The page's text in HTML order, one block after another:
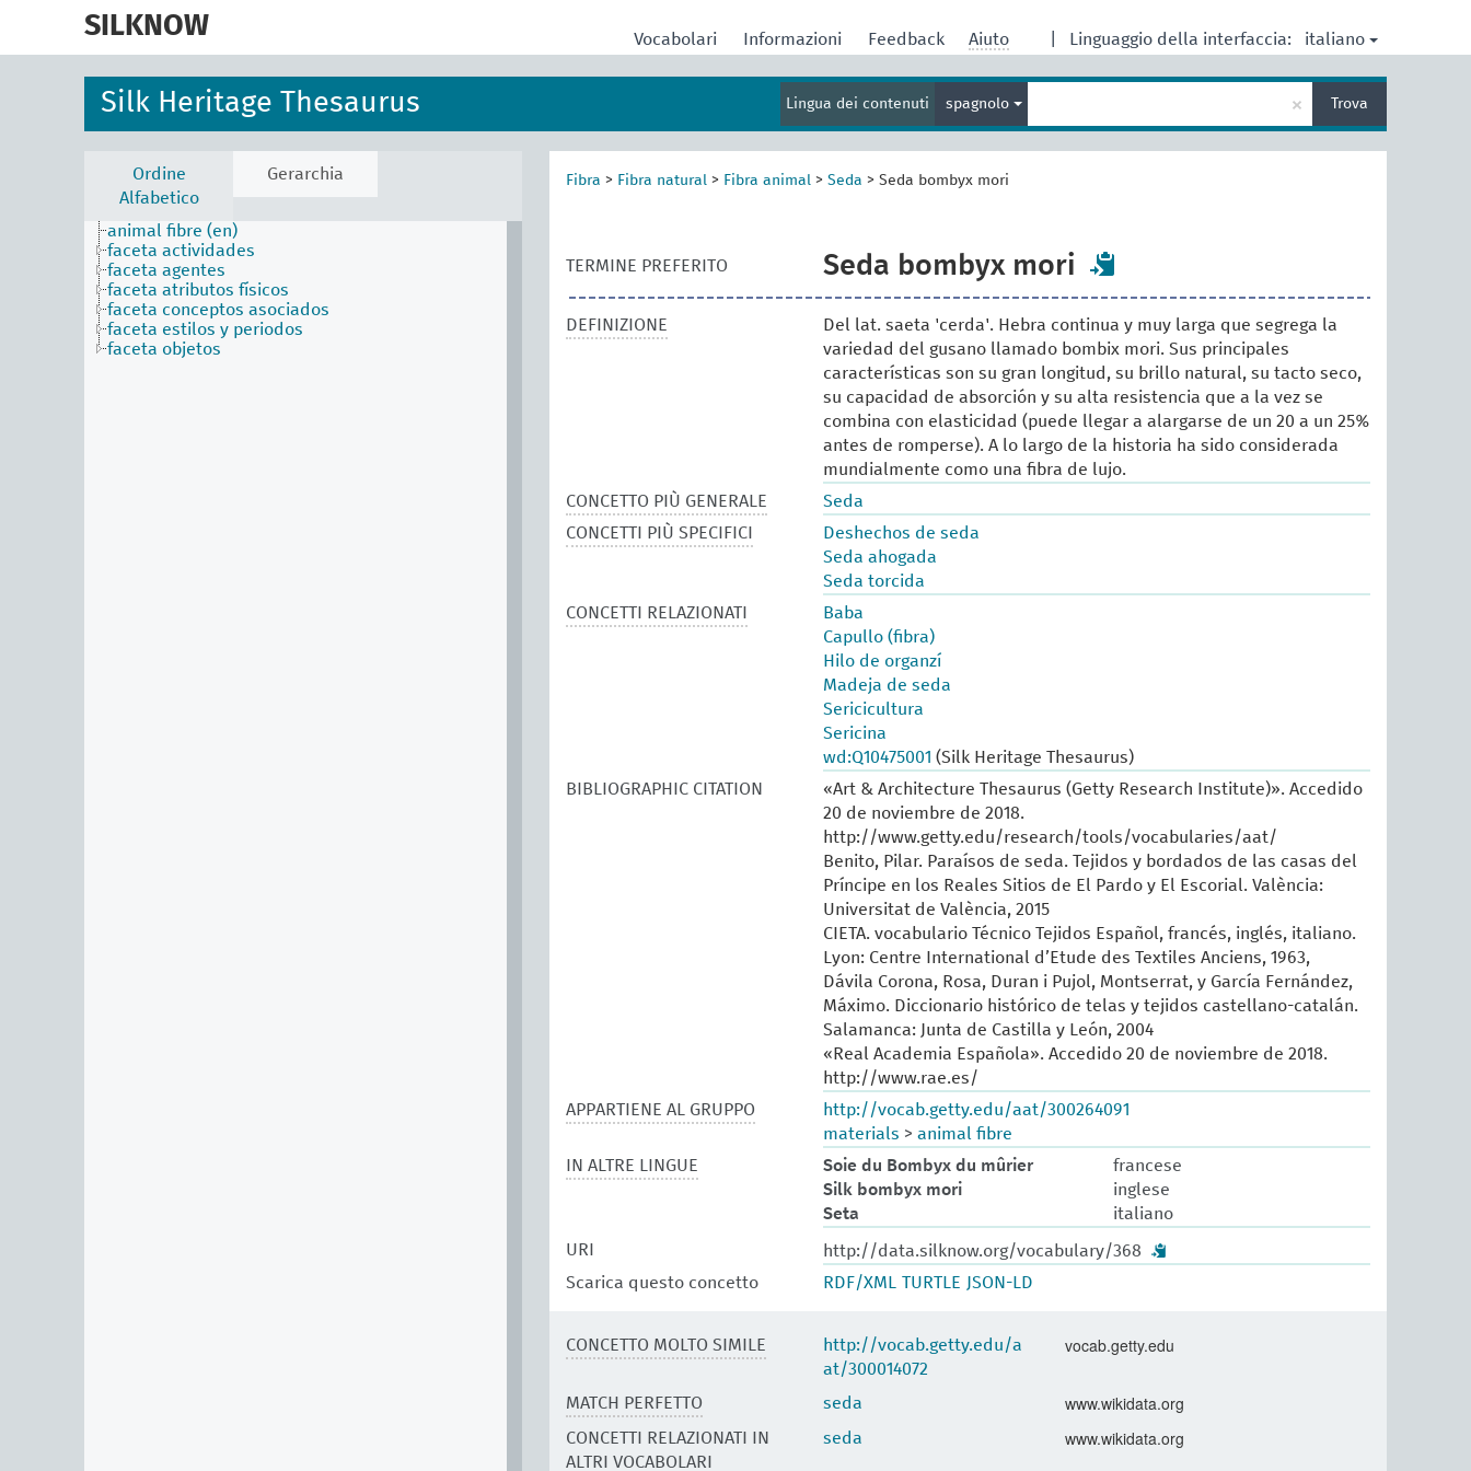
SILKNOW Linguaggio della interfaccia: italiano
Vocabolari Informazioni Feedback Aiuto
Silk Heritage Thesaurus Lingua dei contenuti spagnolo
termine
per
× Trova
Ordine
Alfabetico
Gerarchia
animal fibre (en)
faceta actividades
faceta agentes
faceta atributos físicos
faceta conceptos asociados
faceta estilos y periodos
faceta objetos
Fibra > Fibra natural > Fibra animal > Seda > Seda bombyx mori
TERMINE PREFERITO Seda bombyx mori
DEFINIZIONE
Del lat. saeta 'cerda'. Hebra continua y muy larga que segrega la
variedad del gusano llamado bombix mori. Sus principales
características son su gran longitud, su brillo natural, su tacto seco,
su capacidad de absorción y su alta resistencia que a la vez se
combina con elasticidad (puede llegar a alargarse de un 20 a un 25%
antes de romperse). A lo largo de la historia ha sido considerada
mundialmente como una fibra de lujo.
CONCETTO PIÙ GENERALE
Seda
CONCETTI PIÙ SPECIFICI
Deshechos de seda
Seda ahogada
Seda torcida
CONCETTI RELAZIONATI
Baba
Capullo (fibra)
Hilo de organzí
Madeja de seda
Sericicultura
Sericina
wd:Q10475001 (Silk Heritage Thesaurus)
BIBLIOGRAPHIC CITATION
«Art & Architecture Thesaurus (Getty Research Institute)». Accedido
20 de noviembre de 2018.
http://www.getty.edu/research/tools/vocabularies/aat/
Benito, Pilar. Paraísos de seda. Tejidos y bordados de las casas del
Príncipe en los Reales Sitios de El Pardo y El Escorial. València:
Universitat de València, 2015
CIETA. vocabulario Técnico Tejidos Español, francés, inglés, italiano.
Lyon: Centre International d’Etude des Textiles Anciens, 1963,
Dávila Corona, Rosa, Duran i Pujol, Montserrat, y García Fernández,
Máximo. Diccionario histórico de telas y tejidos castellano-catalán.
Salamanca: Junta de Castilla y León, 2004
«Real Academia Española». Accedido 20 de noviembre de 2018.
http://www.rae.es/
APPARTIENE AL GRUPPO
http://vocab.getty.edu/aat/300264091
materials > animal fibre
IN ALTRE LINGUE
Soie du Bombyx du mûrier
francese
Silk bombyx mori
inglese
Seta
italiano
URI
http://data.silknow.org/vocabulary/368
Scarica questo concetto
RDF/XML TURTLE JSON-LD
CONCETTO MOLTO SIMILE
http://vocab.getty.edu/a
at/300014072
vocab.getty.edu
MATCH PERFETTO seda www.wikidata.org
CONCETTI RELAZIONATI IN
ALTRI VOCABOLARI
seda www.wikidata.org